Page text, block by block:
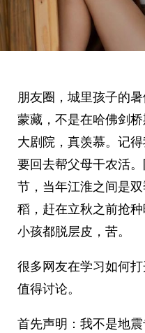
朋友圈，城里孩子的
蒙藏，不是在哈佛剑
大剧院，真羡慕。记
要回去帮父母干农活
节，当年江淮之间是
稻，赶在立秋之前抢
小孩都脱层皮，苦。 ​​​
很多网友在学习如何
值得讨论。
首先声明：我不是地